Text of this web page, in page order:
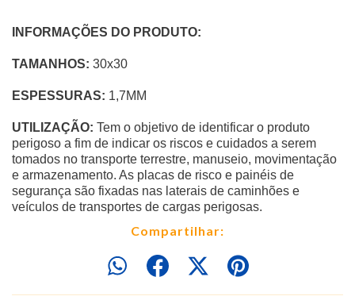
INFORMAÇÕES DO PRODUTO:
TAMANHOS: 30x30
ESPESSURAS: 1,7MM
UTILIZAÇÃO: Tem o objetivo de identificar o produto
perigoso a fim de indicar os riscos e cuidados a serem
tomados no transporte terrestre, manuseio, movimentação
e armazenamento. As placas de risco e painéis de
segurança são fixadas nas laterais de caminhões e
veículos de transportes de cargas perigosas.
Compartilhar: